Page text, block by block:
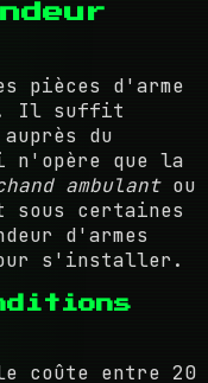
pièces d'arme
Il suffit
du
n'opère que la
ambulantou
sous certaines
d'armes
s'installer.
coûte entre 20